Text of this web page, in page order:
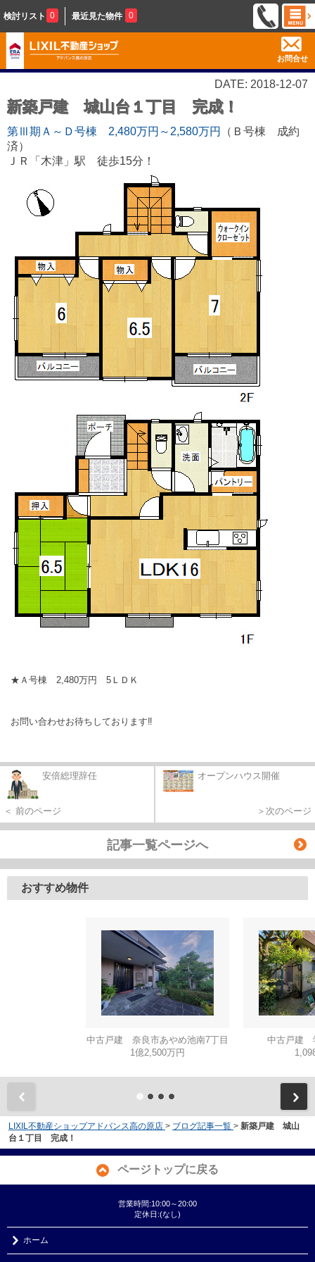
検討リスト 0 最近見た物件 0
お問合せ
DATE: 2018-12-07
新築戸建 城山台１丁目 完成！
第Ⅲ期Ａ～Ｄ号棟 2,480万円～2,580万円
（Ｂ号棟 成約
済）
ＪＲ「木津」駅 徒歩15分！
★Ａ号棟 2,480万円 5ＬＤＫ
お問い合わせお待ちしております‼
安倍総理辞任
＜ 前のページ
オープンハウス開催
＞次のページ
記事一覧ページへ
おすすめ物件
中古戸建 奈良市あやめ池南7丁目
1億2,500万円
中古戸建
LIXIL不動産ショップアドバンス高の原店 > ブログ記事一覧 > 新築戸建 城山
台１丁目 完成！
ページトップに戻る
営業時間:10:00～20:00
定休日:(なし)
ホーム